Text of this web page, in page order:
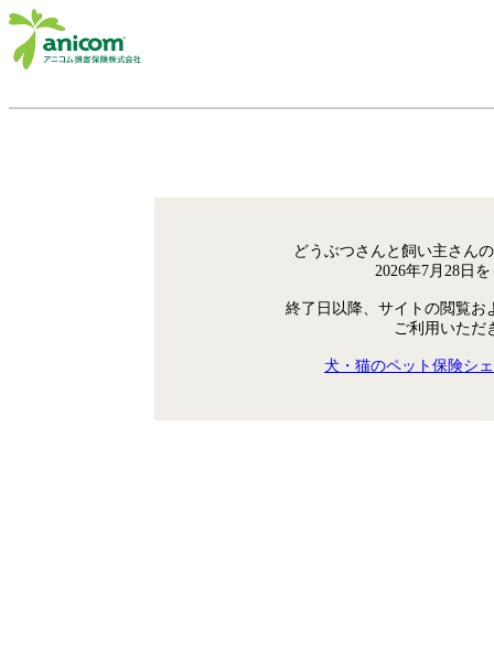
どうぶつさんと飼い主さん
2026年7月28日
終了日以降、サイトの閲覧お
ご利用いただ
犬・猫のペット保険シ